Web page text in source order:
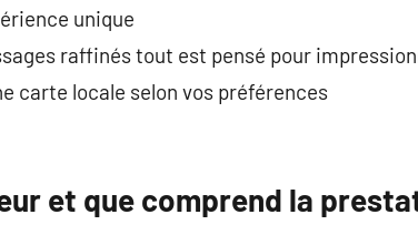
unique
raffinés tout est pensé pour
carte locale selon vos préférences
et que comprend la